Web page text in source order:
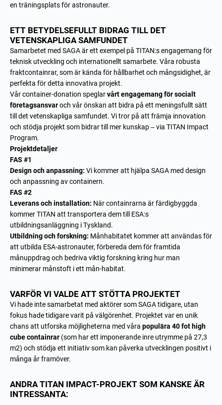
en träningsplats för astronauter.
ETT BETYDELSEFULLT BIDRAG TILL DET
VETENSKAPLIGA SAMFUNDET
Samarbetet med SAGA är ett exempel på TITAN:s engagemang för
teknisk utveckling och internationellt samarbete. Våra robusta
fraktcontainrar, som är kända för hållbarhet och mångsidighet, är
perfekta för detta innovativa projekt.
Vår container-donation speglarvårt engagemang för socialt
företagsansvaroch vår önskan att bidra på ett meningsfullt sätt
till det vetenskapliga samfundet. Vi tror på att främja innovation
och stödja projekt som bidrar till mer kunskap – via TITAN Impact
Program.
Projektdetaljer
FAS #1
Design och anpassning: Vi kommer att hjälpa SAGA med design
och anpassning av containern.
FAS #2
Leverans och installation: När containrarna är färdigbyggda
kommer TITAN att transportera dem till ESA:s
utbildningsanläggning i Tyskland.
Utbildning och forskning: Månhabitatet kommer att användas för
att utbilda ESA-astronauter, förbereda dem för framtida
månuppdrag och bedriva viktig forskning kring hur man
minimerar månstoft i ett mån-habitat.
VARFÖR VI VALDE ATT STÖTTA PROJEKTET
Vi hade inte samarbetat med aktörer som SAGA tidigare, utan
fokus hade tidigare varit på välgörenhet. Projektet var en unik
chans att utforska möjligheterna med våra populära 40 fot high
cube containrar (som har ett imponerande inre utrymme på 27,3
m2) och stödja ett initiativ som kan påverka utvecklingen positivt i
många år framöver.
ANDRA TITAN IMPACT-PROJEKT SOM KANSKE ÄR
INTRESSANTA: